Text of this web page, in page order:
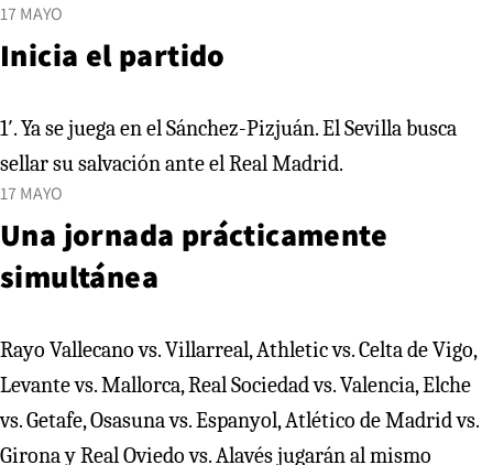
17 MAYO
Inicia el partido
1′. Ya se juega en el Sánchez-Pizjuán. El Sevilla busca
sellar su salvación ante el Real Madrid.
17 MAYO
Una jornada prácticamente
simultánea
Rayo Vallecano vs. Villarreal, Athletic vs. Celta de Vigo,
Levante vs. Mallorca, Real Sociedad vs. Valencia, Elche
vs. Getafe, Osasuna vs. Espanyol, Atlético de Madrid vs.
Girona y Real Oviedo vs. Alavés jugarán al mismo